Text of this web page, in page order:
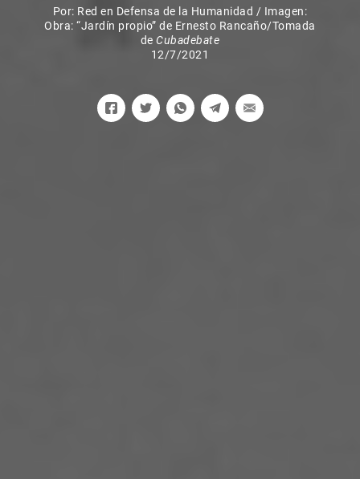
Por: Red en Defensa de la Humanidad / Imagen:
Obra: “Jardín propio” de Ernesto Rancaño/Tomada
deCubadebate
12/7/2021